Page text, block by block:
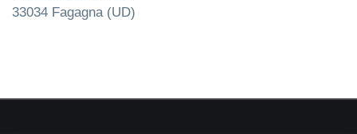
33034 Fagagna (UD)